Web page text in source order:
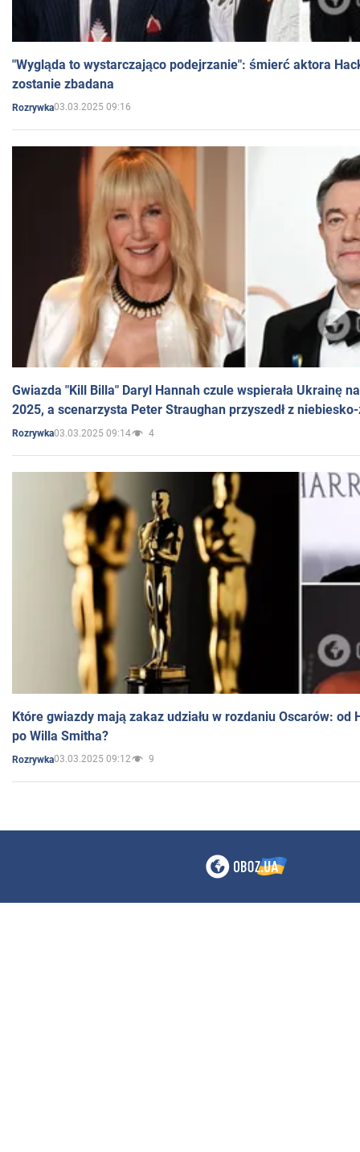
"Wygląda to wystarczająco podejrzanie": śmierć aktora
zostanie zbadana
Rozrywka03.03.2025 09:16
Gwiazda "Kill Billa" Daryl Hannah czule wspierała Ukrainę
2025, a scenarzysta Peter Straughan przyszedł z
Rozrywka03.03.2025 09:14 4
Które gwiazdy mają zakaz udziału w rozdaniu Oscarów: od
po Willa Smitha?
Rozrywka03.03.2025 09:12 9